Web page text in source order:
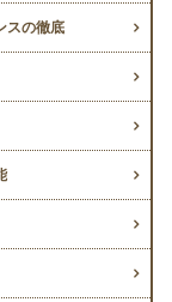
スの徹底